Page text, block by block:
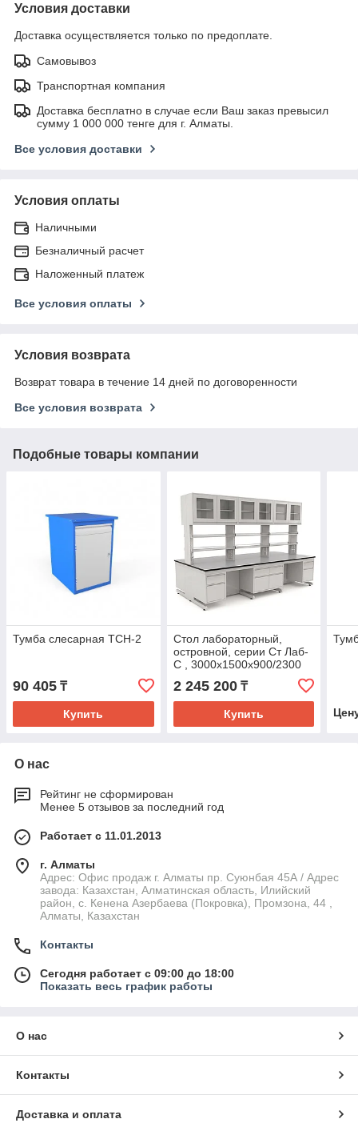
Условия доставки
Доставка осуществляется только по предоплате.
Самовывоз
Транспортная компания
Доставка бесплатно в случае если Ваш заказ превысил
сумму 1 000 000 тенге для г. Алматы.
Все условия доставки
Условия оплаты
Наличными
Безналичный расчет
Наложенный платеж
Все условия оплаты
Условия возврата
Возврат товара в течение 14 дней по договоренности
Все условия возврата
Подобные товары компании
Тумба слесарная ТСН-2
90 405 ₸
Купить
Стол лабораторный,
островной, серии Ст Лаб-
С , 3000х1500х900/2300
мм (Столешница TRESPA
16 мм) с подвесной
тумбой, с надставкой
2 245 200₸
Купить
О нас
Рейтинг не сформирован
Менее 5 отзывов за последний год
Работает с 11.01.2013
г. Алматы
Адрес: Офис продаж г. Алматы пр. Суюнбая 45А / Адрес
завода: Казахстан, Алматинская область, Илийский
район, ​с. Кенена Азербаева (Покровка), Промзона, 44​ ,
Алматы, Казахстан
Контакты
Сегодня работает с 09:00 до 18:00
Показать весь график работы
О нас
Контакты
Доставка и оплата